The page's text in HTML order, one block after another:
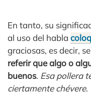
En tanto, su
al uso del habla
graciosas, es decir,
referir que algo o
buenos. Esa pollera
ciertamente chévere.